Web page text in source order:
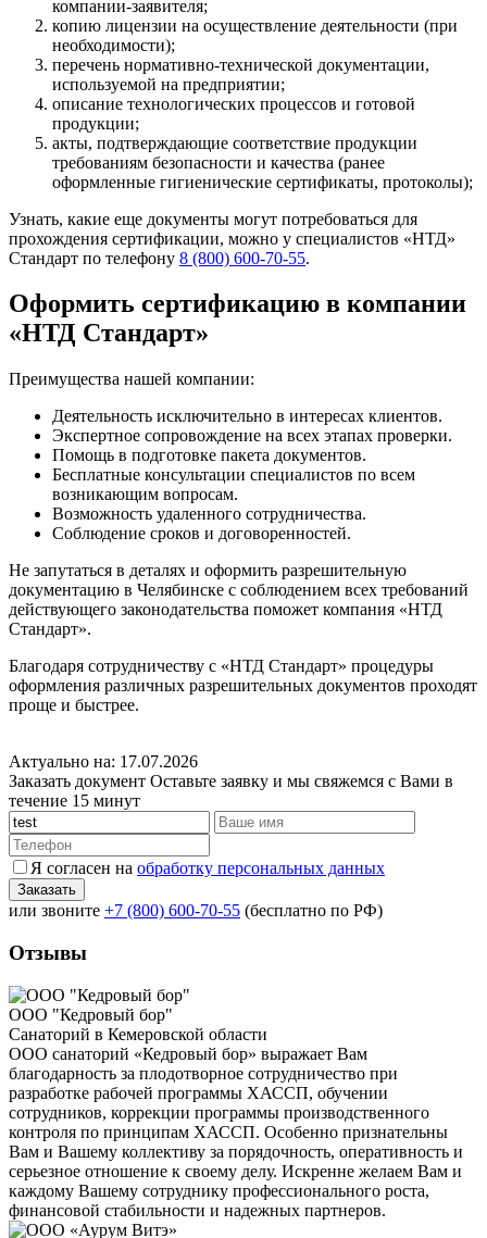
компании-заявителя;
копию лицензии на осуществление деятельности (при
необходимости);
перечень нормативно-технической документации,
используемой на предприятии;
описание технологических процессов и готовой
продукции;
акты, подтверждающие соответствие продукции
требованиям безопасности и качества (ранее
оформленные гигиенические сертификаты, протоколы);
Узнать, какие еще документы могут потребоваться для
прохождения сертификации, можно у специалистов «НТД»
Стандарт по телефону 8 (800) 600-70-55.
Оформить сертификацию в компании
«НТД Стандарт»
Преимущества нашей компании:
Деятельность исключительно в интересах клиентов.
Экспертное сопровождение на всех этапах проверки.
Помощь в подготовке пакета документов.
Бесплатные консультации специалистов по всем
возникающим вопросам.
Возможность удаленного сотрудничества.
Соблюдение сроков и договоренностей.
Не запутаться в деталях и оформить разрешительную
документацию в Челябинске с соблюдением всех требований
действующего законодательства поможет компания «НТД
Стандарт».
Благодаря сотрудничеству с «НТД Стандарт» процедуры
оформления различных разрешительных документов проходят
проще и быстрее.
Актуально на: 17.07.2026
Заказать документ Оставьте заявку и мы свяжемся с Вами в
течение 15 минут
Я согласен на обработку персональных данных
или звоните +7 (800) 600-70-55 (бесплатно по РФ)
Отзывы
ООО "Кедровый бор"
Санаторий в Кемеровской области
ООО санаторий «Кедровый бор» выражает Вам
благодарность за плодотворное сотрудничество при
разработке рабочей программы ХАССП, обучении
сотрудников, коррекции программы производственного
контроля по принципам ХАССП. Особенно признательны
Вам и Вашему коллективу за порядочность, оперативность и
серьезное отношение к своему делу. Искренне желаем Вам и
каждому Вашему сотруднику профессионального роста,
финансовой стабильности и надежных партнеров.